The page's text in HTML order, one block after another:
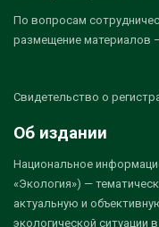
По вопросам
размещение материалов
Свидетельство о
Об издании
Национальное
«Экология») —
актуальную и
экологической ситуации